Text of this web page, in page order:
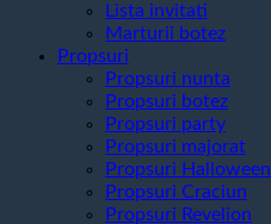
Lista invitati
Marturii botez
Propsuri
Propsuri nunta
Propsuri botez
Propsuri party
Propsuri majorat
Propsuri Halloween
Propsuri Craciun
Propsuri Revelion